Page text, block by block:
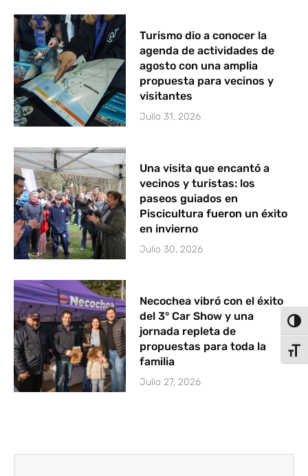
Turismo dio a conocer la
agenda de actividades de
agosto con una amplia
propuesta para vecinos y
visitantes
Julio 31, 2026
Una visita que encantó a
vecinos y turistas: los
paseos guiados en
Piscicultura fueron un éxito
en invierno
Julio 30, 2026
Necochea vibró con el éxito
del 3° Car Show y una
jornada repleta de
propuestas para toda la
familia
Julio 27, 2026